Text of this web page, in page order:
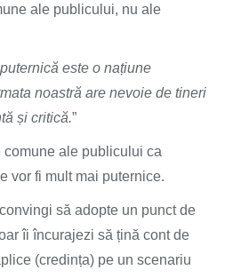
ale publicului, nu ale
este o națiune
noastră are nevoie de tineri
și critică.”
ale publicului ca
vor fi mult mai puternice.
să adopte un punct de
îi încurajezi să țină cont de
(credința) pe un scenariu